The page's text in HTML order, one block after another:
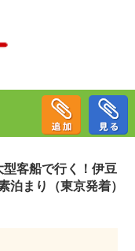
客船で行く！伊豆
泊まり（東京発着）